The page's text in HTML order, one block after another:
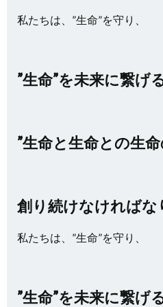
私たちは、”生命”を守り、
”生命”を未来に繋げ
”生命と生命との生
創り続けなければな
私たちは、”生命”を守り、
”生命”を未来に繋げ